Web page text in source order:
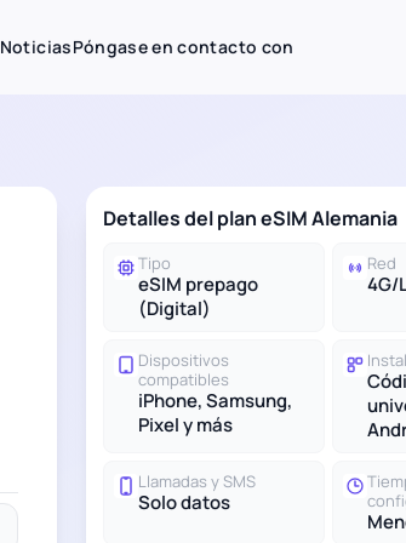
NoticiasPóngase en contacto con
Detalles del plan eSIM Alemania
Tipo
eSIM prepago
(Digital)
Red
4G/
Dispositivos
compatibles
iPhone, Samsung,
Pixel y más
Llamadas y SMS
Solo datos